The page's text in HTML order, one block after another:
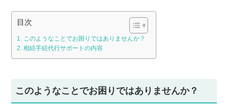
目次
このようなことでお困りではありませんか？
相続手続代行サポートの内容
このようなことでお困りではありませんか？